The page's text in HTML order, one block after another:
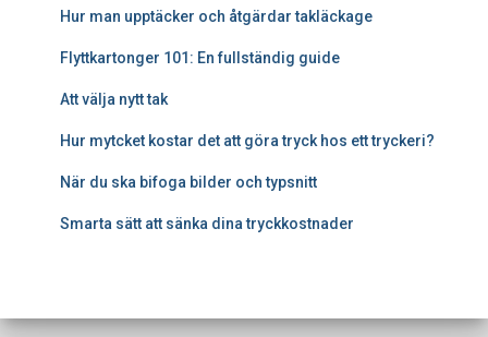
Hur man upptäcker och åtgärdar takläckage
Flyttkartonger 101: En fullständig guide
Att välja nytt tak
Hur mytcket kostar det att göra tryck hos ett tryckeri?
När du ska bifoga bilder och typsnitt
Smarta sätt att sänka dina tryckkostnader